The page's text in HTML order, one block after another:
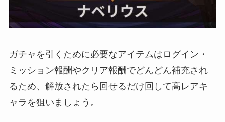
ガチャを引くために必要なアイテムはログイン・
ミッション報酬やクリア報酬でどんどん補充され
るため、解放されたら回せるだけ回して高レアキ
ャラを狙いましょう。